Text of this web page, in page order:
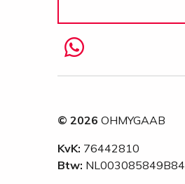
© 2026 OHMYGAAB
KvK: 76442810
Btw: NL003085849B84